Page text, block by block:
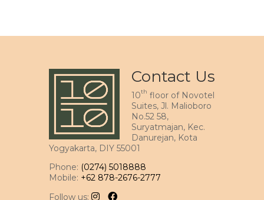
Contact Us
10th floor of Novotel
Suites, Jl. Malioboro
No.52 58,
Suryatmajan, Kec.
Danurejan, Kota
Yogyakarta, DIY 55001
Phone: (0274) 5018888
Mobile: +62 878-2676-2777
Follow us: